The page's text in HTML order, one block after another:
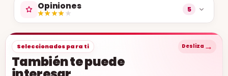
Opiniones
★★★★★
★★★★★ 5
Seleccionados para ti
También te puede
Desliza →